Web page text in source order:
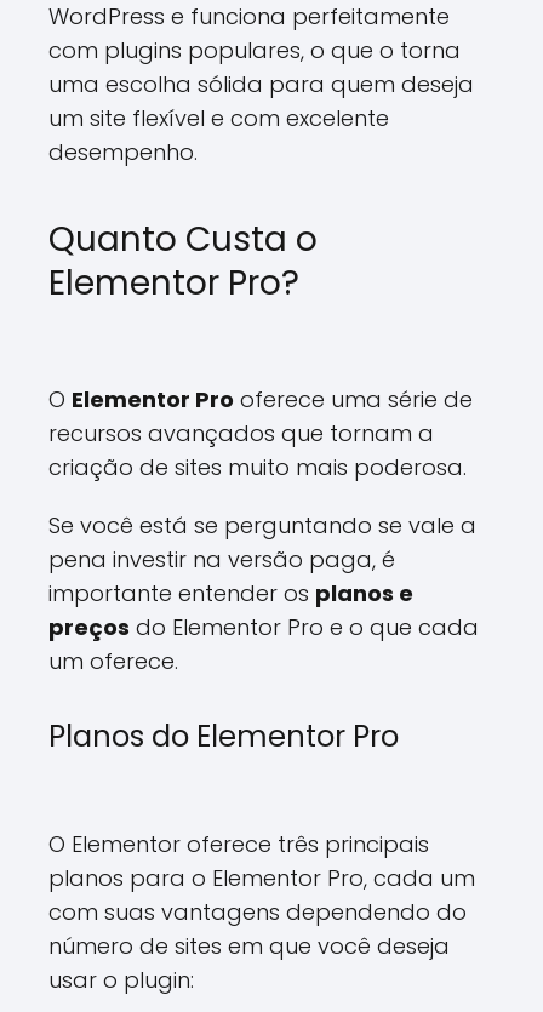
WordPress e funciona perfeitamente
com plugins populares, o que o torna
uma escolha sólida para quem deseja
um site flexível e com excelente
desempenho.
Quanto Custa o
Elementor Pro?
O Elementor Pro oferece uma série de
recursos avançados que tornam a
criação de sites muito mais poderosa.
Se você está se perguntando se vale a
pena investir na versão paga, é
importante entender os planos e
preços do Elementor Pro e o que cada
um oferece.
Planos do Elementor Pro
O Elementor oferece três principais
planos para o Elementor Pro, cada um
com suas vantagens dependendo do
número de sites em que você deseja
usar o plugin: